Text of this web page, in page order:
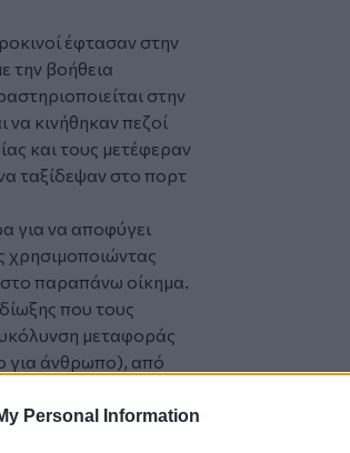
Personal Information
έφτασαν στην
την βοήθεια
στην
να κινήθηκαν πεζοί
και τους μετέφεραν
ταξίδεψαν στο πορτ
για να αποφύγει
χρησιμοποιώντας
παραπάνω οίκημα.
που τους
μεταφοράς
για άνθρωπο), από
ληστεία
απόπειρα εκβίασης
δεδομένων,